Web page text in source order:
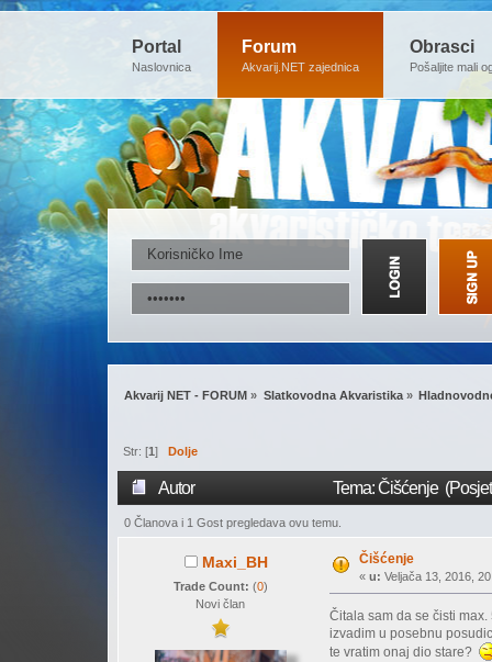
Portal
Naslovnica
Forum
Akvarij.NET zajednica
Obrasci
Pošaljite mali
Akvarij NET - FORUM » Slatkovodna Akvaristika»
Str: [1] Dolje
Autor Tema: Čišćenje
0 Članova i 1 Gost pregledava ovu temu.
Maxi_BH
Trade Count: (0)
Novi član
Čišćenje
« u: Veljača 13, 2016,
Čitala sam da se čisti
izvadim u posebnu
te vratim onaj dio stare?